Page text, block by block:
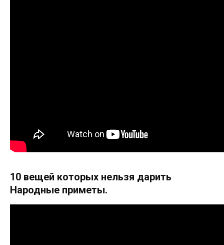
10 вещей которых нельзя дарить
Народные приметы.